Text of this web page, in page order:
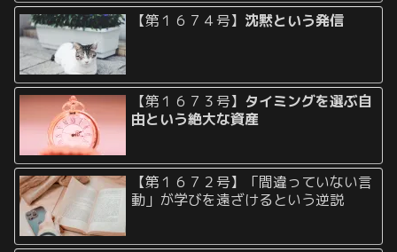
【第１６７４号】 沈黙という発信
【第１６７３号】 タイミングを選ぶ自
由という絶大な資産
【第１６７２号】「間違っていない言
動」が学びを遠ざけるという逆説